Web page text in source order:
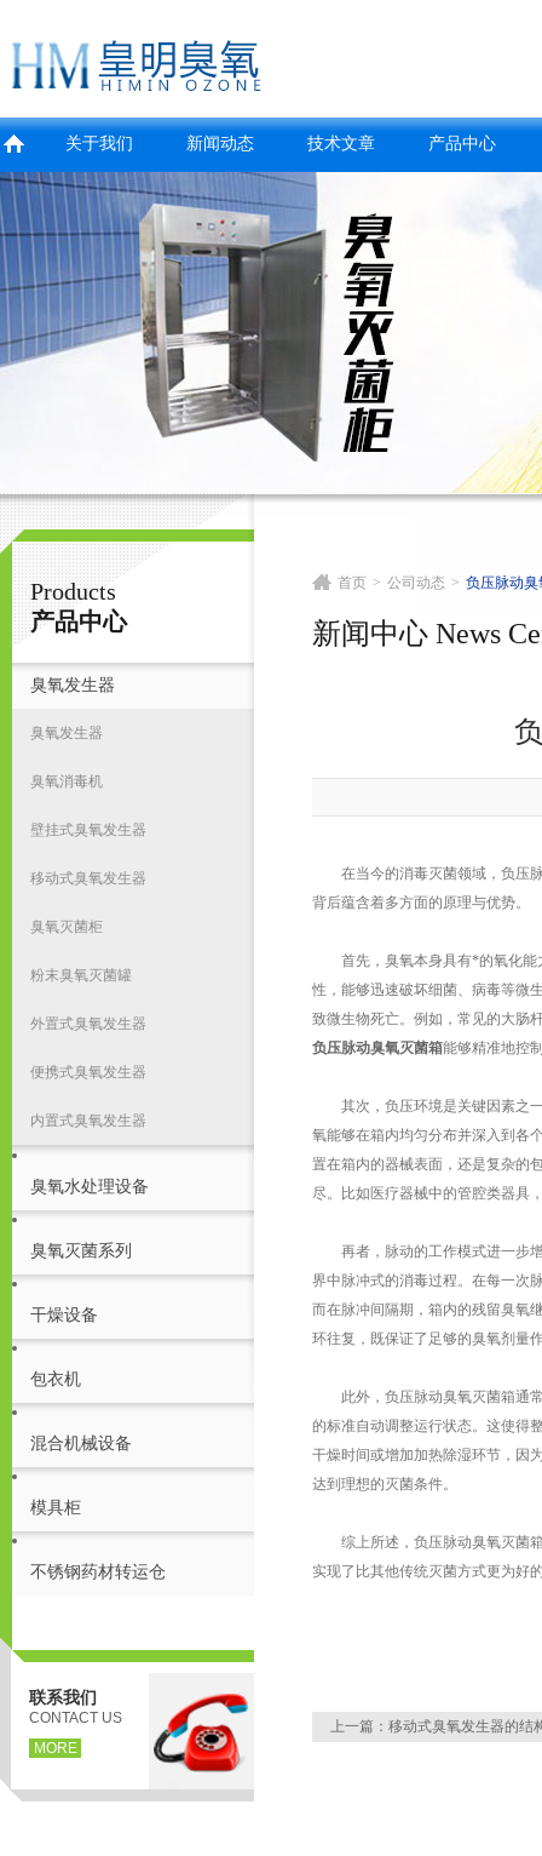
南京皇明臭氧机电设备厂
关于我们 新闻动态 技术文章 产品中心
Products
产品中心
臭氧发生器
臭氧发生器
臭氧消毒机
壁挂式臭氧发生器
移动式臭氧发生器
臭氧灭菌柜
粉末臭氧灭菌罐
外置式臭氧发生器
便携式臭氧发生器
内置式臭氧发生器
臭氧水处理设备
臭氧灭菌系列
干燥设备
包衣机
混合机械设备
模具柜
不锈钢药材转运仓
联系我们
CONTACT US
MORE
首页 > 公司动态 > 负压脉动
新闻中心 News
在当今的消毒灭菌领域，负压脉
背后蕴含着多方面的原理与优势。
首先，臭氧本身具有*的氧化能
性，能够迅速破坏细菌、病毒等微
致微生物死亡。例如，常见的大肠
负压脉动臭氧灭菌箱能够精准地控
其次，负压环境是关键因素之一
氧能够在箱内均匀分布并深入到各
置在箱内的器械表面，还是复杂的
尽。比如医疗器械中的管腔类器具
再者，脉动的工作模式进一步增
界中脉冲式的消毒过程。在每一次
而在脉冲间隔期，箱内的残留臭氧
环往复，既保证了足够的臭氧剂量
此外，负压脉动臭氧灭菌箱通常
的标准自动调整运行状态。这使得
干燥时间或增加加热除湿环节，因
达到理想的灭菌条件。
综上所述，负压脉动臭氧灭菌箱
实现了比其他传统灭菌方式更为好
上一篇： 移动式臭氧发生器的结